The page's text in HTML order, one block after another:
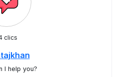
clics
I help you?